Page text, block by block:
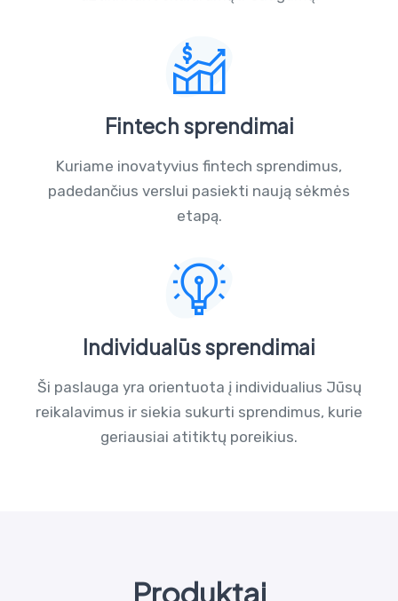
Fintech sprendimai
Kuriame inovatyvius fintech sprendimus,
padedančius verslui pasiekti naują sėkmės
etapą.
Individualūs sprendimai
Ši paslauga yra orientuota į individualius Jūsų
reikalavimus ir siekia sukurti sprendimus, kurie
geriausiai atitiktų poreikius.
Produktai